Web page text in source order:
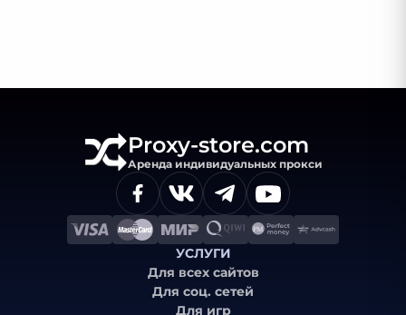
Proxy-store.com
Аренда индивидуальных прокси
УСЛУГИ
Для всех сайтов
Для соц. сетей
Для игр